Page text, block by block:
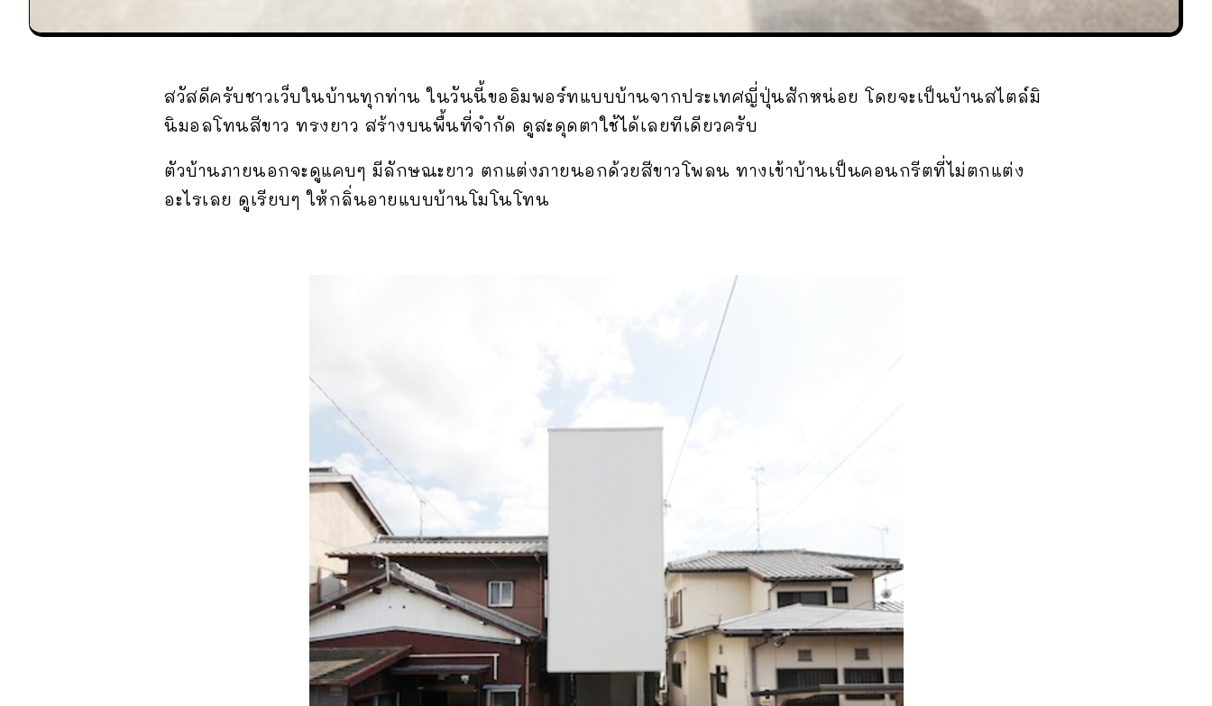
สวัสดีครับชาวเว็บในบ้านทุกท่าน ในวันนี้ขออิมพอร์ทแบบบ้านจากประเทศญี่ปุ่นสักหน่อย โดยจะเป็นบ้านสไตล์มิ
นิมอลโทนสีขาว ทรงยาว สร้างบนพื้นที่จำกัด ดูสะดุดตาใช้ได้เลยทีเดียวครับ
ตัวบ้านภายนอกจะดูแคบๆ มีลักษณะยาว ตกแต่งภายนอกด้วยสีขาวโพลน ทางเข้าบ้านเป็นคอนกรีตที่ไม่ตกแต่ง
อะไรเลย ดูเรียบๆ ให้กลิ่นอายแบบบ้านโมโนโทน